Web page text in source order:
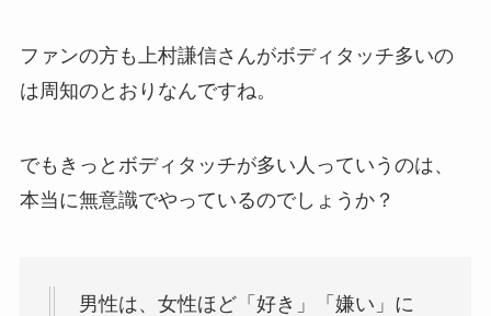
ファンの方も上村謙信さんがボディタッチ多いの
は周知のとおりなんですね。
でもきっとボディタッチが多い人っていうのは、
本当に無意識でやっているのでしょうか？
男性は、女性ほど「好き」「嫌い」に